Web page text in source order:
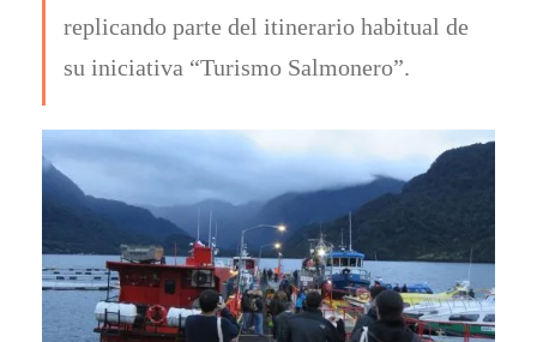
replicando parte del itinerario habitual de
su iniciativa “Turismo Salmonero”.